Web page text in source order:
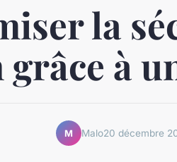
la
à
M Malo20 décembre